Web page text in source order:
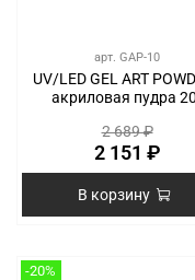
арт. GAP-10
UV/LED GEL ART
акриловая пудра
2 689 ₽
2 151 ₽
В корзину
-20%